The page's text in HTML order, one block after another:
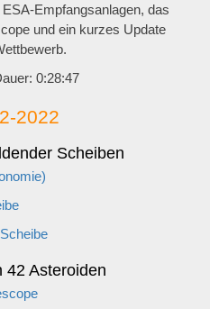
Empfangsanlagen, das
und ein kurzes Update
0:28:47
2022
Scheiben
42 Asteroiden